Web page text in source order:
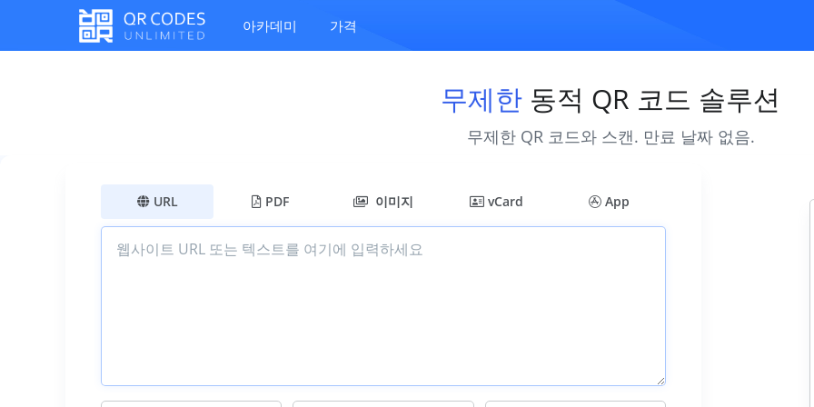
아카데미 가격
무제한 동적 QR 코드 솔루션
무제한 QR 코드와 스캔. 만료 날짜 없음.
URL PDF 이미지 vCard App